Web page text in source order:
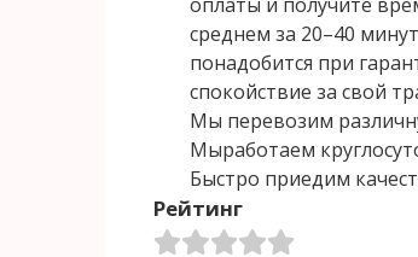
среднем за 20–40
понадобится при
спокойствие за свой
Мы перевозим
Мыработаем
Быстро приедим
Рейтинг